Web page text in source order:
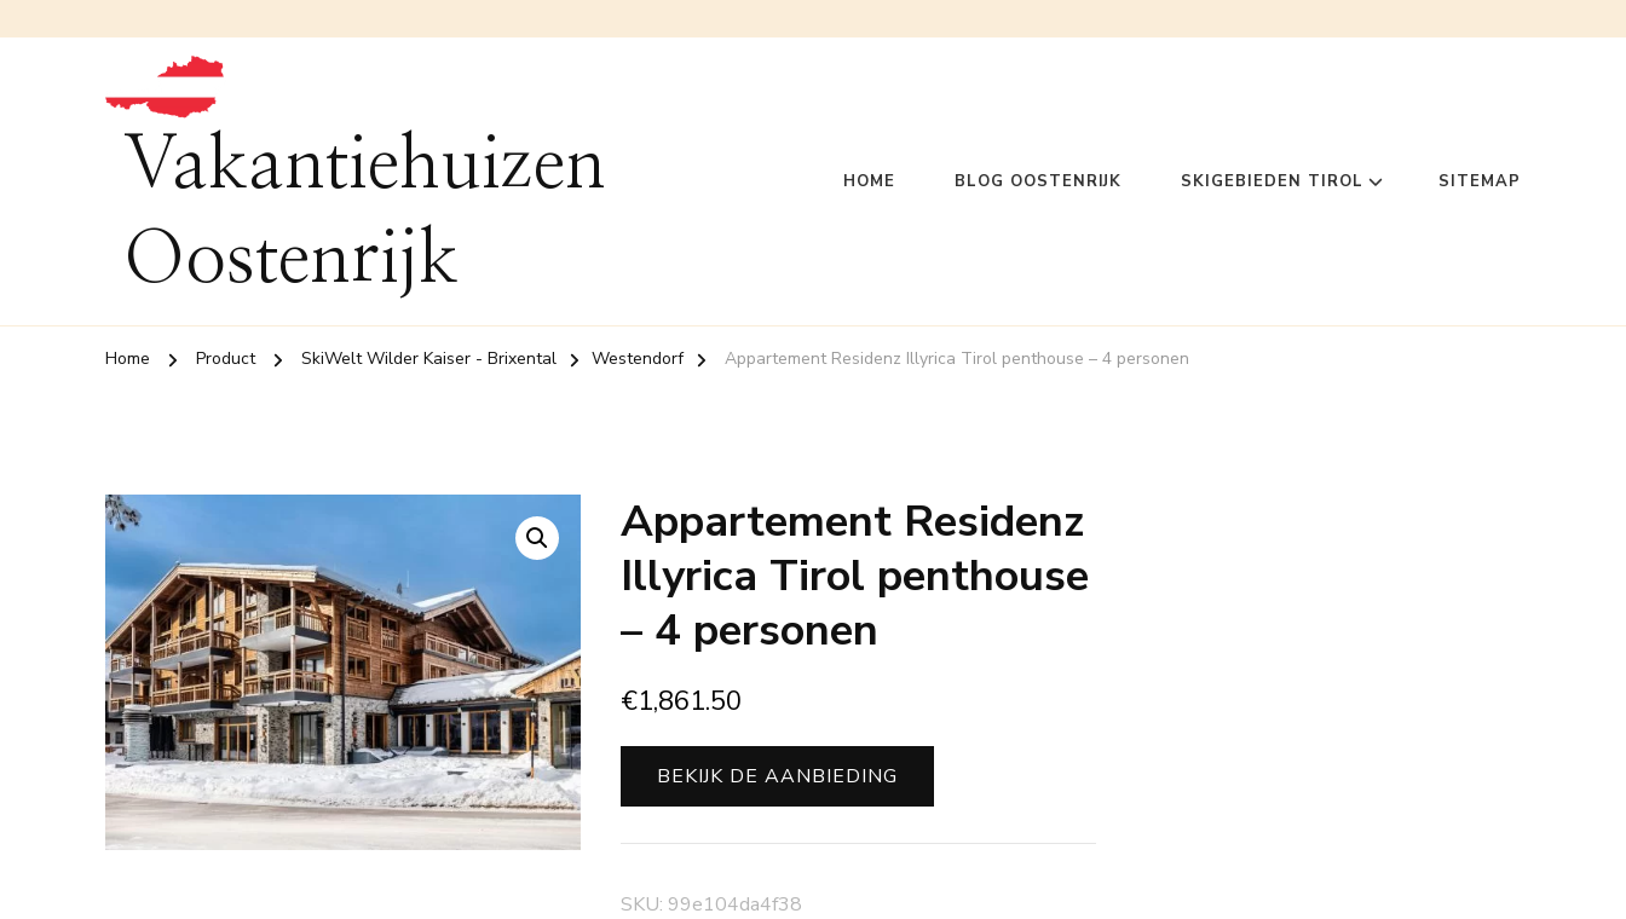
Vakantiehuizen
Oostenrijk
HOME BLOG OOSTENRIJK SKIGEBIEDEN TIROL SITEMAP
Home Product SkiWelt Wilder Kaiser - Brixental Westendorf Appartement Residenz Illyrica Tirol penthouse – 4 personen
Appartement Residenz
Illyrica Tirol penthouse
– 4 personen
€1,861.50
BEKIJK DE AANBIEDING
SKU: 99e104da4f38